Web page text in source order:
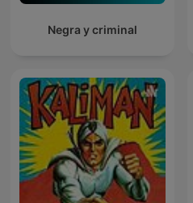
Negra y criminal